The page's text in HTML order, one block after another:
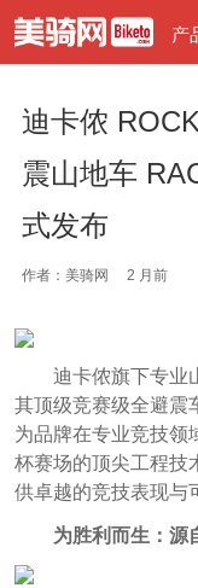
产
迪卡侬
震山地车
式发布
作者：美骑网 2 月前
迪卡侬旗下专业
其顶级竞赛级全避
为品牌在专业竞技领
杯赛场的顶尖工程技
供卓越的竞技表现与
为胜利而生：源